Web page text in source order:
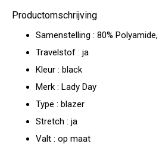
Productomschrijving
Samenstelling : 80%
Travelstof : ja
Kleur : black
Merk : Lady Day
Type : blazer
Stretch : ja
Valt : op maat